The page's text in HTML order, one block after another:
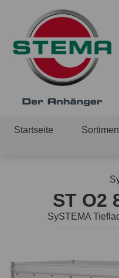
Startseite
ST O2
SySTEMA